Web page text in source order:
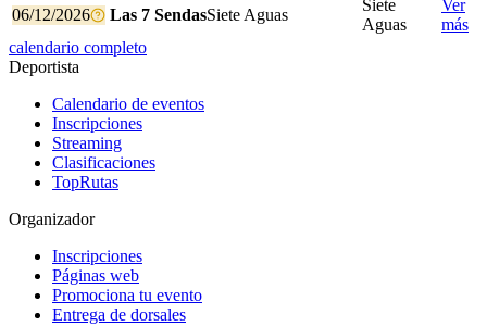
06/12/2026
Las 7 SendasSiete Aguas
Siete
Aguas
Ver
más
calendario completo
Deportista
Calendario de eventos
Inscripciones
Streaming
Clasificaciones
TopRutas
Organizador
Inscripciones
Páginas web
Promociona tu evento
Entrega de dorsales